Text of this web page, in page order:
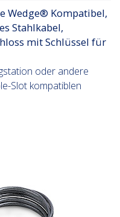
Wedge® Kompatibel,
Stahlkabel,
mit Schlüssel für
oder andere
Slot kompatiblen